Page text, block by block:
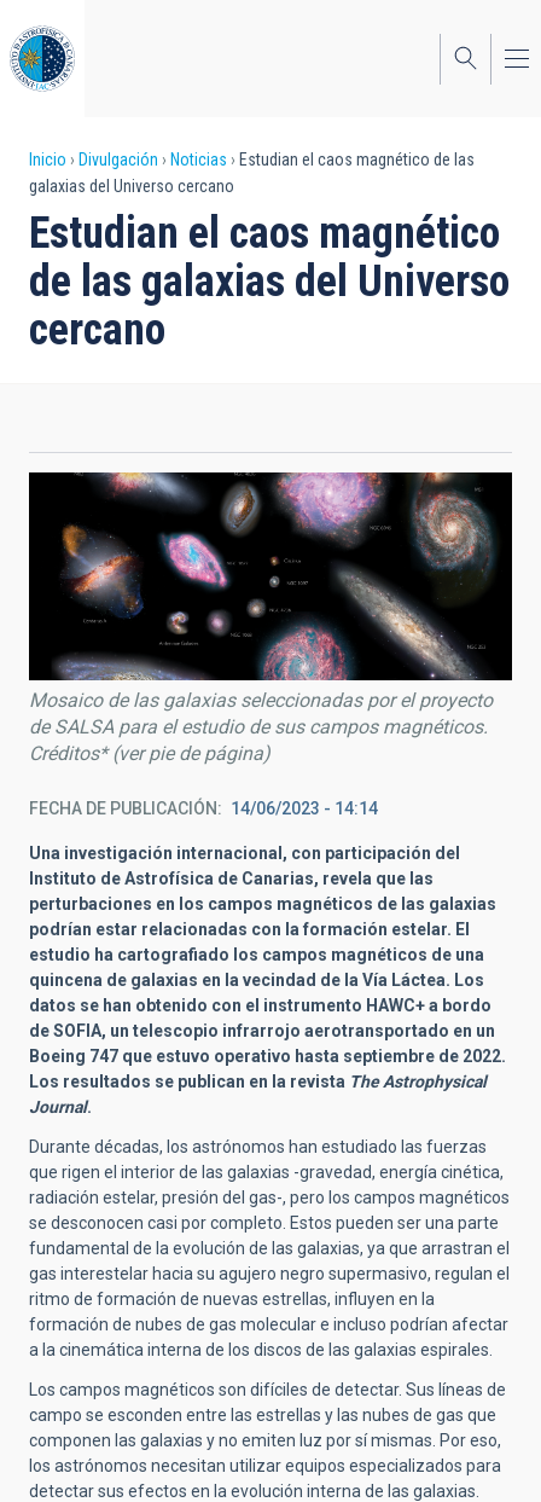
al
contenido
principal
Sobrescribir
enlaces
de
ayuda
a
Inicio Divulgación Noticias
Estudian el caos magnético de las
galaxias del Universo cercano
Estudian el caos magnético
de las galaxias del Universo
cercano
Mosaico de las galaxias seleccionadas por el proyecto
de SALSA para el estudio de sus campos magnéticos.
Créditos* (ver pie de página)
FECHA DE PUBLICACIÓN 14/06/2023 - 14:14
Una investigación internacional, con participación del
Instituto de Astrofísica de Canarias, revela que las
perturbaciones en los campos magnéticos de las galaxias
podrían estar relacionadas con la formación estelar. El
estudio ha cartografiado los campos magnéticos de una
quincena de galaxias en la vecindad de la Vía Láctea. Los
datos se han obtenido con el instrumento HAWC+ a bordo
de SOFIA, un telescopio infrarrojo aerotransportado en un
Boeing 747 que estuvo operativo hasta septiembre de 2022.
Los resultados se publican en la revista The Astrophysical
Journal.
Durante décadas, los astrónomos han estudiado las fuerzas
que rigen el interior de las galaxias -gravedad, energía cinética,
radiación estelar, presión del gas-, pero los campos magnéticos
se desconocen casi por completo. Estos pueden ser una parte
fundamental de la evolución de las galaxias, ya que arrastran el
gas interestelar hacia su agujero negro supermasivo, regulan el
ritmo de formación de nuevas estrellas, influyen en la
formación de nubes de gas molecular e incluso podrían afectar
a la cinemática interna de los discos de las galaxias espirales.
Los campos magnéticos son difíciles de detectar. Sus líneas de
campo se esconden entre las estrellas y las nubes de gas que
componen las galaxias y no emiten luz por sí mismas. Por eso,
los astrónomos necesitan utilizar equipos especializados para
detectar sus efectos en la evolución interna de las galaxias.